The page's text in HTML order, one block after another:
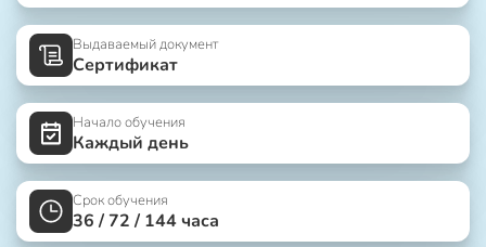
Выдаваемый документ
Сертификат
Начало обучения
Каждый день
Срок обучения
36 / 72 / 144 часа